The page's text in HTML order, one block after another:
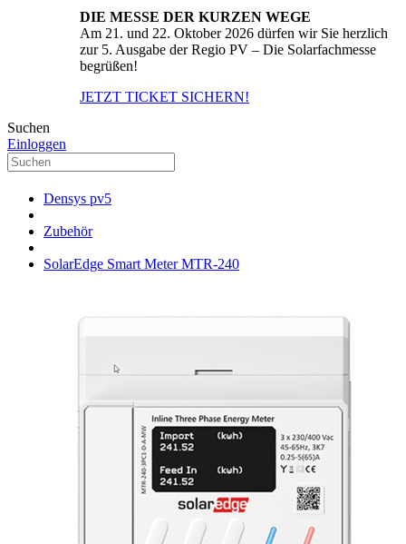
DIE MESSE DER KURZEN WEGE
Am 21. und 22. Oktober 2026 dürfen wir Sie herzlich
zur 5. Ausgabe der Regio PV – Die Solarfachmesse
begrüßen!
JETZT TICKET SICHERN!
Suchen
Einloggen
Densys pv5
Zubehör
SolarEdge Smart Meter MTR-240